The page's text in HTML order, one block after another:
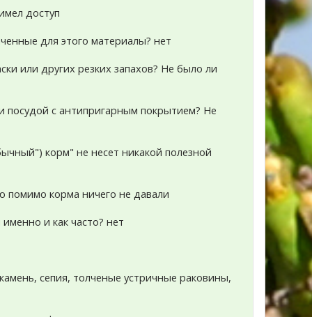
доступ
для этого материалы? нет
или других резких запахов? Не было ли
посудой с антипригарным покрытием? Не
корм" не несет никакой полезной
корма ничего не давали
и как часто? нет
сепия, толченые устричные раковины,